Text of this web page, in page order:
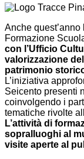
Anche
Formazione
con l’Ufficio
valorizzazione
patrimonio
L’iniziativa
Seicento presenti
coinvolgendo i
tematiche rivolte
L’attività di
sopralluoghi al
visite aperte al